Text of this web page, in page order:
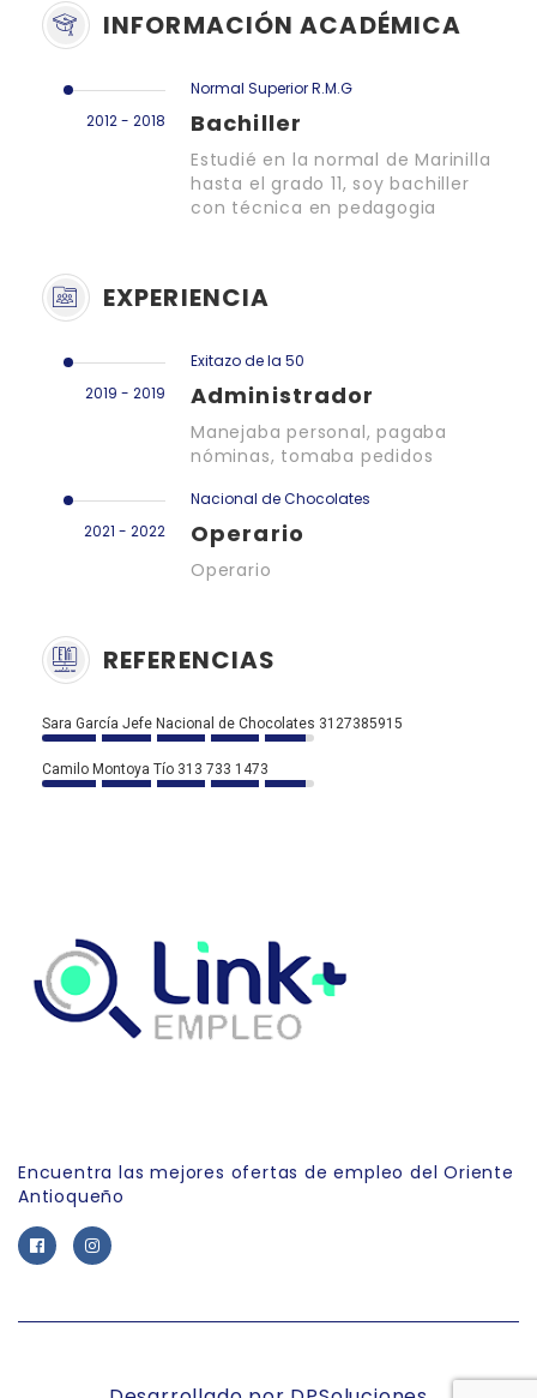
INFORMACIÓN ACADÉMICA
2012 - 2018
Normal Superior R.M.G
Bachiller
Estudié en la normal de Marinilla
hasta el grado 11, soy bachiller
con técnica en pedagogia
EXPERIENCIA
2019 - 2019
Exitazo de la 50
Administrador
Manejaba personal, pagaba
nóminas, tomaba pedidos
2021 - 2022
Nacional de Chocolates
Operario
Operario
REFERENCIAS
Sara García Jefe Nacional de Chocolates 3127385915
Camilo Montoya Tío 313 733 1473
Encuentra las mejores ofertas de empleo del Oriente
Antioqueño